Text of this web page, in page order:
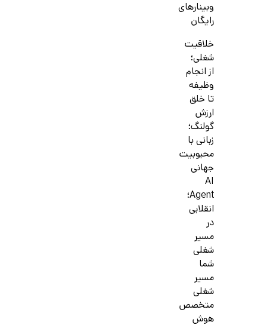
وبینارهای
رایگان
خلاقیت
شغلی؛
از انجام
وظیفه
تا خلق
ارزش
گولنگ؛
زبانی با
محبوبیت
جهانی
AI
Agent؛
انقلابی
در
مسیر
شغلی
شما
مسیر
شغلی
متخصص
هوش